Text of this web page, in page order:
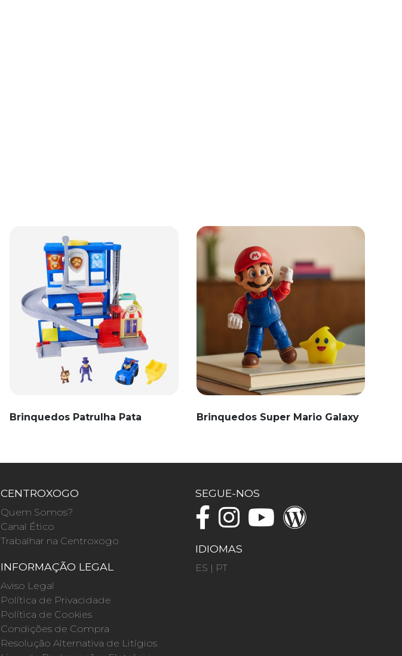
Brinquedos Patrulha Pata Brinquedos Super Mario Galaxy
CENTROXOGO
Quem Somos?
Canal Ético
Trabalhar na Centroxogo
INFORMAÇÃO LEGAL
Aviso Legal
Política de Privacidade
Política de Cookies
Condições de Compra
Resolução Alternativa de Litígios
SEGUE-NOS
IDIOMAS
ES | PT